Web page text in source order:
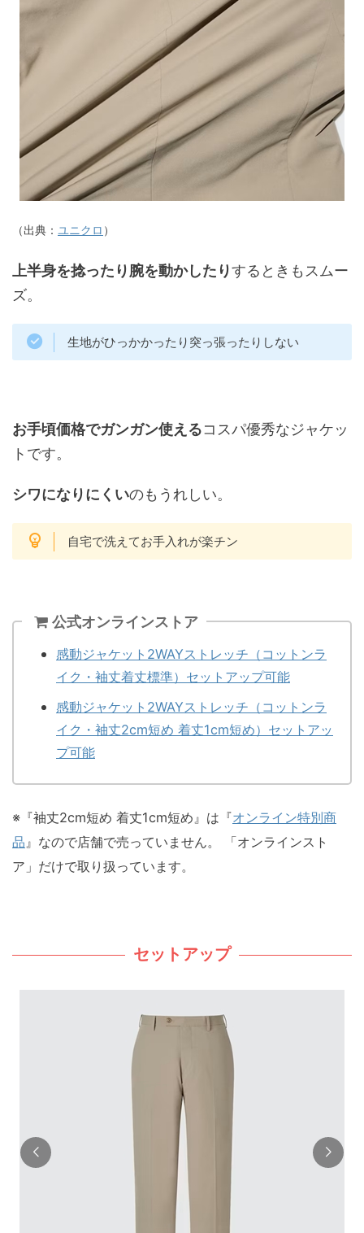
（出典： ユニクロ ）
上半身を捻ったり腕を動かしたりするときもスムー
ズ。
生地がひっかかったり突っ張ったりしない
お手頃価格でガンガン使えるコスパ優秀なジャケッ
トです。
シワになりにくいのもうれしい。
自宅で洗えてお手入れが楽チン
公式オンラインストア
感動ジャケット2WAYストレッチ（コットンラ
イク・袖丈着丈標準）セットアップ可能
感動ジャケット2WAYストレッチ（コットンラ
イク・袖丈2cm短め 着丈1cm短め）セットアッ
プ可能
※『袖丈2cm短め 着丈1cm短め』は『オンライン特別商
品』なので店舗で売っていません。 「オンラインスト
ア」だけで取り扱っています。
セットアップ